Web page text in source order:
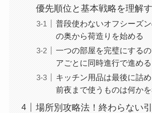
優先順位と基本戦略を理解
普段使わないオフシーズ
の奥から荷造りを始める
一つの部屋を完璧にする
アごとに同時進行で進める
キッチン用品は最後に詰
前夜まで使うものは何か
場所別攻略法！終わらない